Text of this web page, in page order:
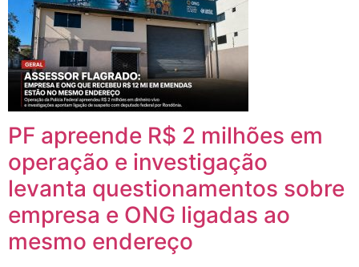
PF apreende R$ 2 milhões em
operação e investigação
levanta questionamentos sobre
empresa e ONG ligadas ao
mesmo endereço